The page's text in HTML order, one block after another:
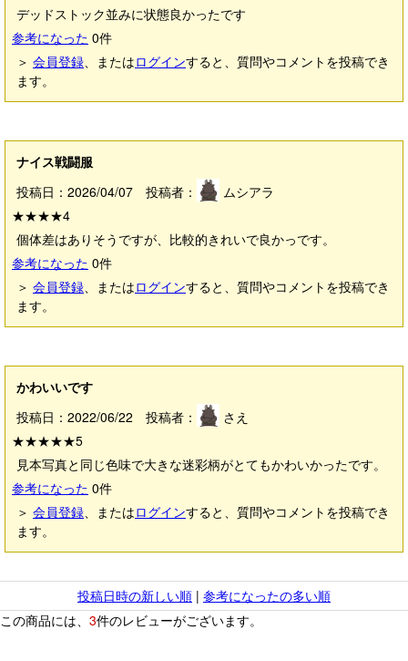
デッドストック並みに状態良かったです
参考になった 0件
＞ 会員登録、またはログインすると、質問やコメントを投稿でき
ます。
ナイス戦闘服
投稿日：2026/04/07 投稿者：
ムシアラ
★★★★4
個体差はありそうですが、比較的きれいで良かっです。
参考になった 0件
＞ 会員登録、またはログインすると、質問やコメントを投稿でき
ます。
かわいいです
投稿日：2022/06/22 投稿者：
さえ
★★★★★5
見本写真と同じ色味で大きな迷彩柄がとてもかわいかったです。
参考になった 0件
＞ 会員登録、またはログインすると、質問やコメントを投稿でき
ます。
投稿日時の新しい順 | 参考になったの多い順
この商品には、 3件のレビューがございます。